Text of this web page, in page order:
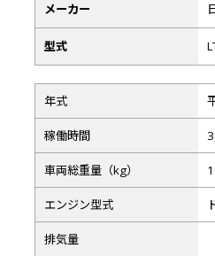
メーカー
型式
年式
稼働時間
車両総重量（kg）
エンジン型式
排気量